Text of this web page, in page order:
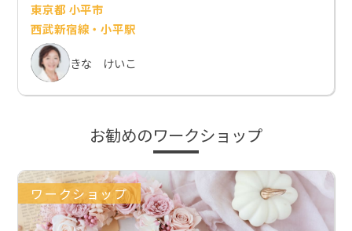
東京都 小平市
西武新宿線・小平駅
きな けいこ
お勧めのワークショップ
ワークショップ